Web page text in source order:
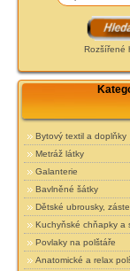
Rozšířené
Bytový textil a doplňky
Metráž látky
Galanterie
Bavlněné šátky
Dětské ubrousky,
Kuchyňské chňapky a
Povlaky na polštáře
Anatomické a relax